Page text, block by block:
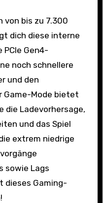
von bis zu 7.300
dich diese interne
PCIe Gen4-
noch schnellere
und den
Game-Mode bietet
die Ladevorhersage,
und das Spiel
extrem niedrige
sowie Lags
dieses Gaming-